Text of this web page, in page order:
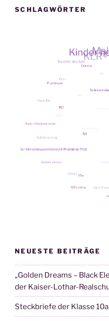
SCHLAGWÖRTER
NEUESTE BEITRÄGE
„Golden Dreams – Black
der Kaiser-Lothar-
Steckbriefe der Klasse